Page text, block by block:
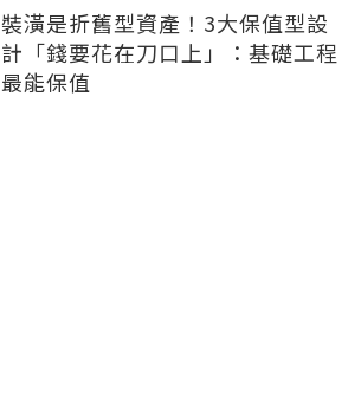
裝潢是折舊型資產！3大保值型設
計「錢要花在刀口上」：基礎工程
最能保值